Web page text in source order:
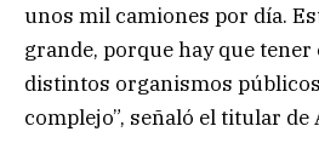
unos mil camiones por día.
grande, porque hay que tener
distintos organismos
complejo”, señaló el titular